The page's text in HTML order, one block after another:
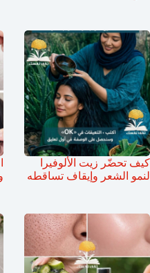
كيف تحضّر زيت الألوفيرا
لنمو الشعر وإيقاف تساقطه